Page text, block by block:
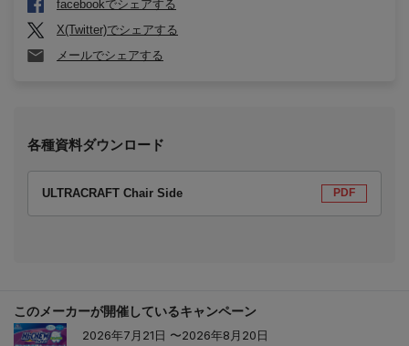
facebookでシェアする
X(Twitter)でシェアする
メールでシェアする
各種資料ダウンロード
ULTRACRAFT Chair Side PDF
このメーカーが開催しているキャンペーン
2026年7月21日 〜2026年8月20日